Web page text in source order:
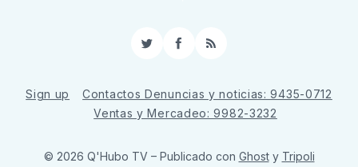
TwitterFacebook
RSS
Sign up
Contactos Denuncias y noticias: 9435-0712
Ventas y Mercadeo: 9982-3232
© 2026 Q'Hubo TV – Publicado con Ghosty Tripoli